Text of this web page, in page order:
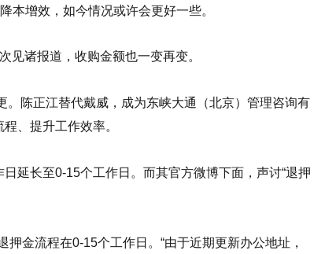
本增效，如今情况或许会更好一些。
见诸报道，收购金额也一变再变。
陈正江替代戴威，成为东峡大通（北京）管理咨询有
、提升工作效率。
延长至0-15个工作日。而其官方微博下面，声讨“退押
金流程在0-15个工作日。“由于近期更新办公地址，